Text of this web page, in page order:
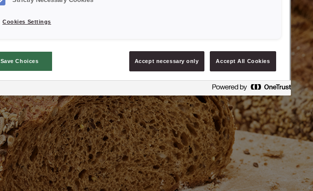
Cookies Settings
Save Choices Accept necessary only Accept All Cookies